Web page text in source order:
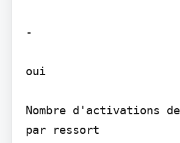
-
oui
Nombre d'activations
par ressort